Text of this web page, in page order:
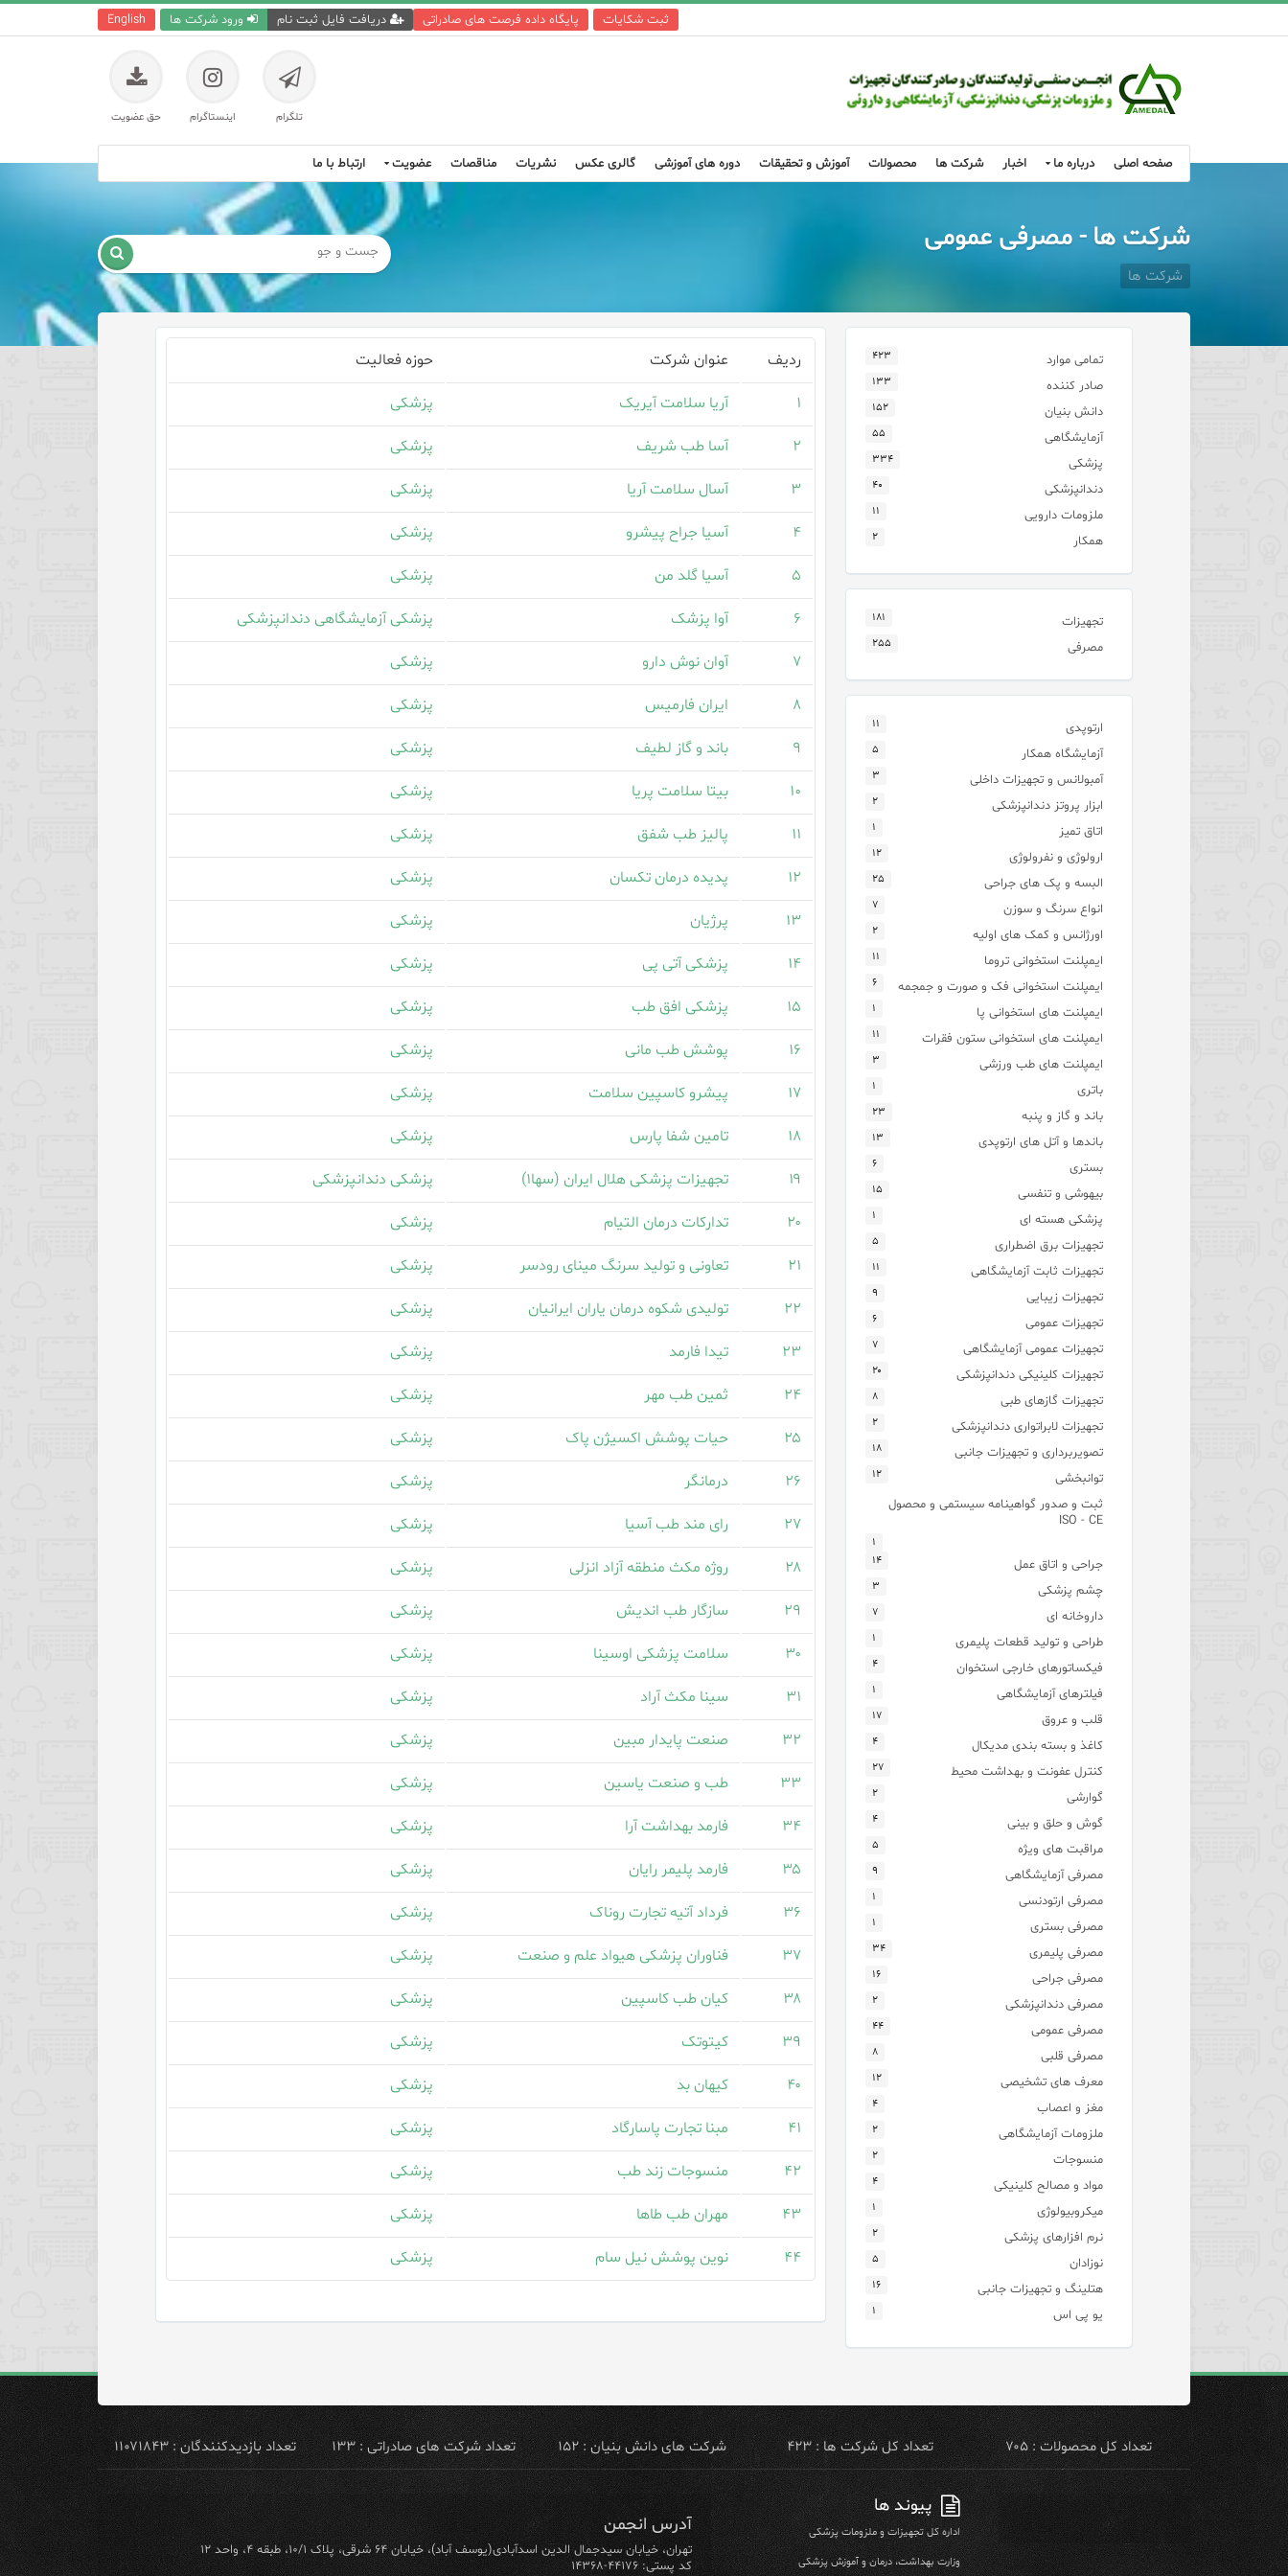
English ورود شرکت ها دریافت فایل ثبت نام پایگاه داده فرصت های صادراتی ثبت شکایات
تلگرام اینستاگرام حق عضویت
صفحه اصلی درباره ما اخبار شرکت ها محصولات آموزش و تحقیقات دوره های آموزشی گالری عکس نشریات مناقصات عضویت ارتباط با ما
شرکت ها - مصرفی عمومی
شرکت ها

ردیف عنوان شرکت حوزه فعالیت
۱ آریا سلامت آیریک پزشکی
۲ آسا طب شریف پزشکی
۳ آسال سلامت آریا پزشکی
۴ آسیا جراح پیشرو پزشکی
۵ آسیا گلد من پزشکی
۶ آوا پزشک پزشکی آزمایشگاهی دندانپزشکی
۷ آوان نوش دارو پزشکی
۸ ایران فارمیس پزشکی
۹ باند و گاز لطیف پزشکی
۱۰ بیتا سلامت پریا پزشکی
۱۱ پالیز طب شفق پزشکی
۱۲ پدیده درمان تکسان پزشکی
۱۳ پرژیان پزشکی
۱۴ پزشکی آتی پی پزشکی
۱۵ پزشکی افق طب پزشکی
۱۶ پوشش طب مانی پزشکی
۱۷ پیشرو کاسپین سلامت پزشکی
۱۸ تامین شفا پارس پزشکی
۱۹ تجهیزات پزشکی هلال ایران (سها۱) پزشکی دندانپزشکی
۲۰ تدارکات درمان التیام پزشکی
۲۱ تعاونی و تولید سرنگ مینای رودسر پزشکی
۲۲ تولیدی شکوه درمان یاران ایرانیان پزشکی
۲۳ تیدا فارمد پزشکی
۲۴ ثمین طب مهر پزشکی
۲۵ حیات پوشش اکسیژن پاک پزشکی
۲۶ درمانگر پزشکی
۲۷ رای مند طب آسیا پزشکی
۲۸ روژه مکث منطقه آزاد انزلی پزشکی
۲۹ سازگار طب اندیش پزشکی
۳۰ سلامت پزشکی اوسینا پزشکی
۳۱ سینا مکث آراد پزشکی
۳۲ صنعت پایدار مبین پزشکی
۳۳ طب و صنعت یاسین پزشکی
۳۴ فارمد بهداشت آرا پزشکی
۳۵ فارمد پلیمر رایان پزشکی
۳۶ فرداد آتیه تجارت روناک پزشکی
۳۷ فناوران پزشکی هیواد علم و صنعت پزشکی
۳۸ کیان طب کاسپین پزشکی
۳۹ کیتوتک پزشکی
۴۰ کیهان بد پزشکی
۴۱ مبنا تجارت پاسارگاد پزشکی
۴۲ منسوجات زند طب پزشکی
۴۳ مهران طب طاها پزشکی
۴۴ نوین پوشش نیل سام پزشکی
تمامی موارد ۴۲۳
صادر کننده ۱۳۳
دانش بنیان ۱۵۲
آزمایشگاهی ۵۵
پزشکی ۳۳۴
دندانپزشکی ۴۰
ملزومات دارویی ۱۱
همکار ۲
تجهیزات ۱۸۱
مصرفی ۲۵۵
ارتوپدی ۱۱
آزمایشگاه همکار ۵
آمبولانس و تجهیزات داخلی ۳
ابزار پروتز دندانپزشکی ۲
اتاق تمیز ۱
ارولوژی و نفرولوژی ۱۲
البسه و پک های جراحی ۲۵
انواع سرنگ و سوزن ۷
اورژانس و کمک های اولیه ۲
ایمپلنت استخوانی تروما ۱۱
ایمپلنت استخوانی فک و صورت و جمجمه ۶
ایمپلنت های استخوانی پا ۱
ایمپلنت های استخوانی ستون فقرات ۱۱
ایمپلنت های طب ورزشی ۳
باتری ۱
باند و گاز و پنبه ۲۳
باندها و آتل های ارتوپدی ۱۳
بستری ۶
بیهوشی و تنفسی ۱۵
پزشکی هسته ای ۱
تجهیزات برق اضطراری ۵
تجهیزات ثابت آزمایشگاهی ۱۱
تجهیزات زیبایی ۹
تجهیزات عمومی ۶
تجهیزات عمومی آزمایشگاهی ۷
تجهیزات کلینیکی دندانپزشکی ۲۰
تجهیزات گازهای طبی ۸
تجهیزات لابراتواری دندانپزشکی ۲
تصویربرداری و تجهیزات جانبی ۱۸
توانبخشی ۱۲
ثبت و صدور گواهینامه سیستمی و محصول
ISO - CE
۱
جراحی و اتاق عمل ۱۴
چشم پزشکی ۳
داروخانه ای ۷
طراحی و تولید قطعات پلیمری ۱
فیکساتورهای خارجی استخوان ۴
فیلترهای آزمایشگاهی ۱
قلب و عروق ۱۷
کاغذ و بسته بندی مدیکال ۴
کنترل عفونت و بهداشت محیط ۲۷
گوارشی ۲
گوش و حلق و بینی ۴
مراقبت های ویژه ۵
مصرفی آزمایشگاهی ۹
مصرفی ارتودنسی ۱
مصرفی بستری ۱
مصرفی پلیمری ۳۴
مصرفی جراحی ۱۶
مصرفی دندانپزشکی ۲
مصرفی عمومی ۴۴
مصرفی قلبی ۸
معرف های تشخیصی ۱۲
مغز و اعصاب ۴
ملزومات آزمایشگاهی ۲
منسوجات ۲
مواد و مصالح کلینیکی ۴
میکروبیولوژی ۱
نرم افزارهای پزشکی ۲
نوزادان ۵
هتلینگ و تجهیزات جانبی ۱۶
یو پی اس ۱
تعداد کل محصولات : ۷۰۵ تعداد کل شرکت ها : ۴۲۳ شرکت های دانش بنیان : ۱۵۲ تعداد شرکت های صادراتی : ۱۳۳ تعداد بازدیدکنندگان : ۱۱۰۷۱۸۴۳
پیوند ها
اداره کل تجهیزات و ملزومات پزشکی
وزارت بهداشت، درمان و آموزش پزشکی
آدرس انجمن
تهران، خیابان سیدجمال الدین اسدآبادی(یوسف آباد)، خیابان ۶۴ شرقی، پلاک ۱۰/۱، طبقه ۴، واحد ۱۲
کد پستی: ۴۴۱۷۶-۱۴۳۶۸